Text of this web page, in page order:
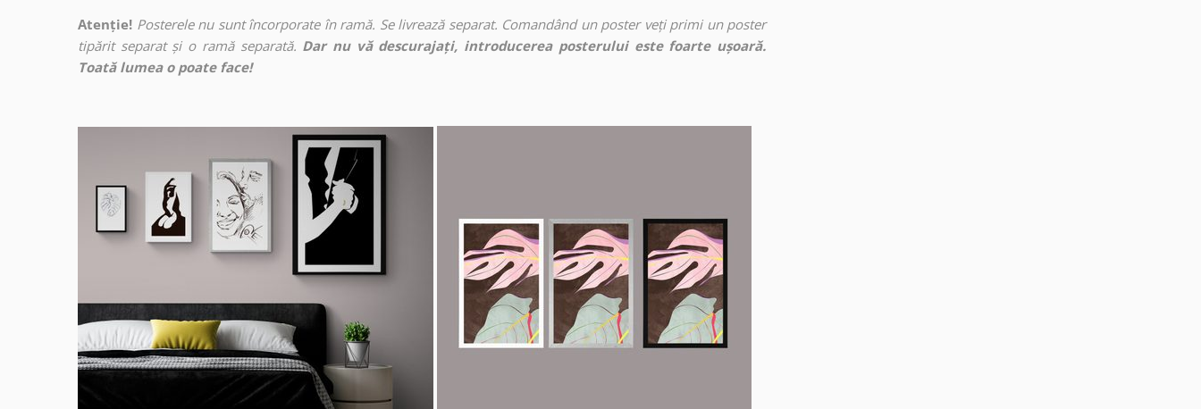
Atenție! Posterele nu sunt încorporate în ramă. Se livrează separat. Comandând un poster veți primi un poster
tipărit separat și o ramă separată. Dar nu vă descurajați, introducerea posterului este foarte ușoară.
Toată lumea o poate face!